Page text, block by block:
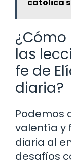
las
fe de
diaria?
Podemos
valentía y
diaria al
desafíos